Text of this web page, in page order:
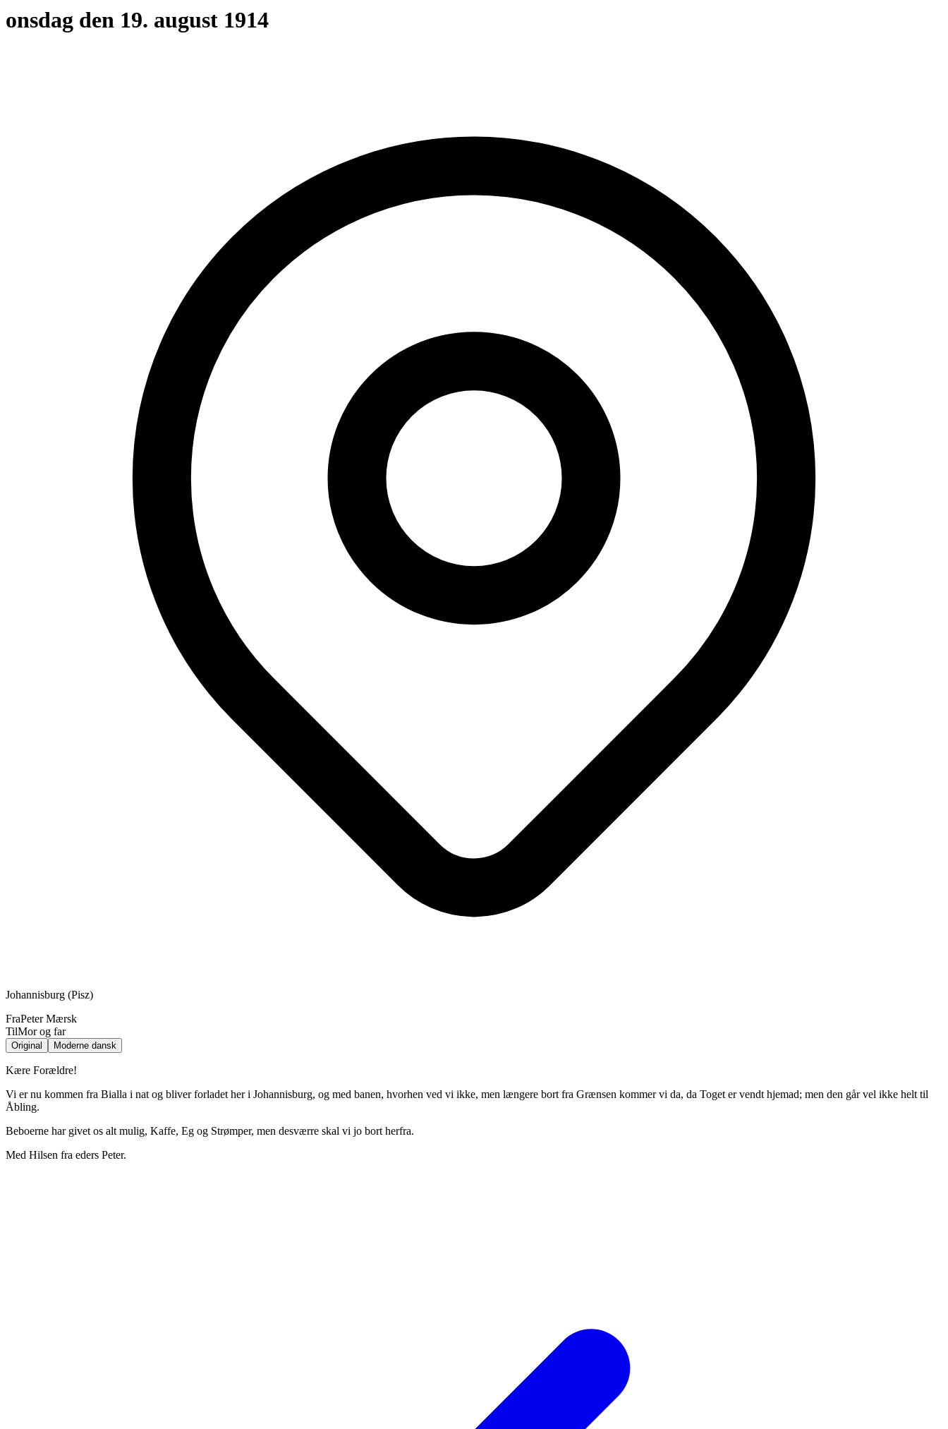
onsdag den 19. august 1914
Johannisburg (Pisz)
FraPeter Mærsk
TilMor og far
Original Moderne dansk
Kære Forældre!
Vi er nu kommen fra Bialla i nat og bliver forladet her i Johannisburg, og med banen, hvorhen ved vi ikke, men længere bort fra Grænsen kommer vi da, da Toget er vendt hjemad; men den går vel ikke helt til
Åbling.
Beboerne har givet os alt mulig, Kaffe, Eg og Strømper, men desværre skal vi jo bort herfra.
Med Hilsen fra eders Peter.